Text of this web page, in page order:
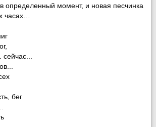
определенный момент, и новая песчинка
часах…
сейчас...
бег